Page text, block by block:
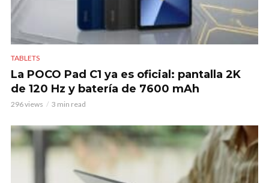
TABLETS
La POCO Pad C1 ya es oficial: pantalla 2K
de 120 Hz y batería de 7600 mAh
296 views 3 min read